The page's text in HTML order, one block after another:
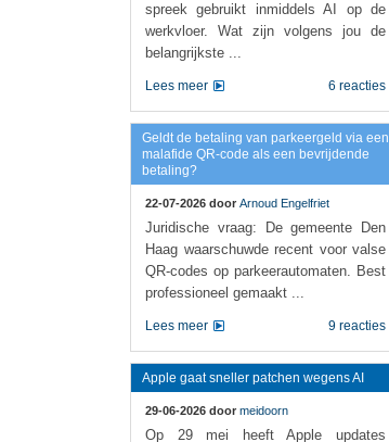
spreek gebruikt inmiddels AI op de
werkvloer. Wat zijn volgens jou de
belangrijkste ...
6 reacties
Lees meer
Geldt de betaling van parkeergeld via een
malafide QR-code als een bevrijdende
betaling?
22-07-2026 door Arnoud Engelfriet
Juridische vraag: De gemeente Den
Haag waarschuwde recent voor valse
QR-codes op parkeerautomaten. Best
professioneel gemaakt ...
9 reacties
Lees meer
Apple gaat sneller patchen wegens AI
29-06-2026 door meidoorn
Op 29 mei heeft Apple updates